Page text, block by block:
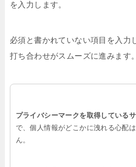
を入力します。
必須と書かれていない項目を入力
打ち合わせがスムーズに進みます。
プライバシーマークを取得している
で、個人情報がどこかに洩れる心配
ん。